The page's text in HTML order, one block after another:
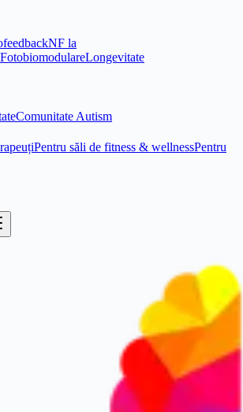
NF la
FotobiomodulareLongevitate
Comunitate Autism
Pentru săli de fitness & wellnessPentru